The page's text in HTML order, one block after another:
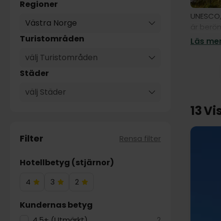
Regioner
Västra Norge
Turistområden
välj Turistområden
Städer
välj Städer
Filter Rensa filter
Hotellbetyg (stjärnor)
4
4
3
3
2
2
Kundernas betyg
är
och
trähus.
Läs
13